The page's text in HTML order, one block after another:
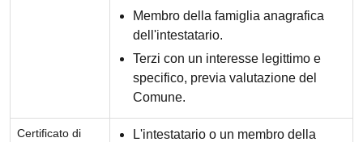
Membro della famiglia anagrafica
dell'intestatario.
Terzi con un interesse legittimo e
specifico, previa valutazione del
Comune.
Certificato di
L'intestatario o un membro della